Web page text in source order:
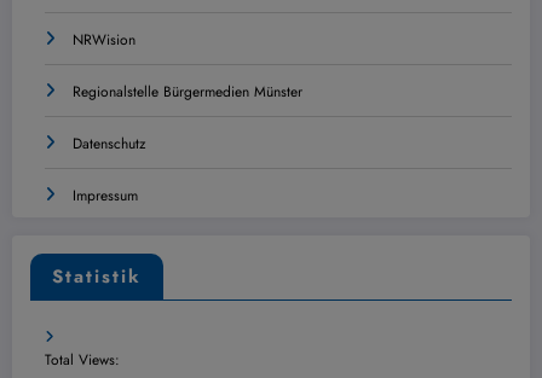
NRWision
Regionalstelle Bürgermedien Münster
Datenschutz
Impressum
Statistik
Total Views: